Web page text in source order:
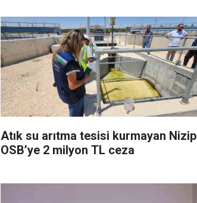
Atık su arıtma tesisi kurmayan Nizip
OSB’ye 2 milyon TL ceza